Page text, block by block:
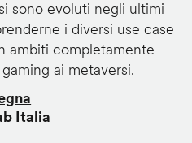
sono evoluti negli ultimi
i diversi use case
ambiti completamente
ai metaversi.
Italia